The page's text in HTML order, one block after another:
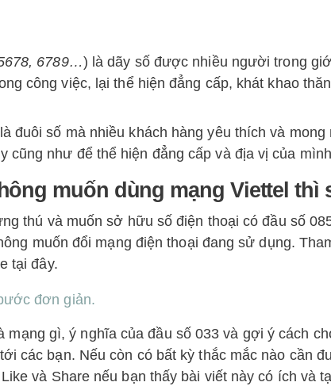
6789…) là dãy số được nhiều người trong
công việc, lại thể hiện đẳng cấp, khát khao
đuôi số mà nhiều khách hàng yêu thích và mong
như để thể hiện đẳng cấp và địa vị của
muốn dùng mạng Viettel thì
thú và muốn sở hữu số điện thoại có đầu số
muốn đổi mạng điện thoại đang sử dụng.
tại đây.
đơn giản.
mạng gì, ý nghĩa của đầu số 033 và gợi ý cách
các bạn. Nếu còn có bất kỳ thắc mắc nào cần
và Share nếu bạn thấy bài viết này có ích và